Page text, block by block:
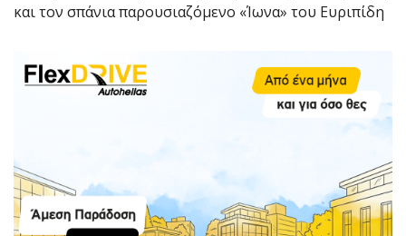
και τον σπάνια παρουσιαζόμενο «Ίωνα» του Ευριπίδη